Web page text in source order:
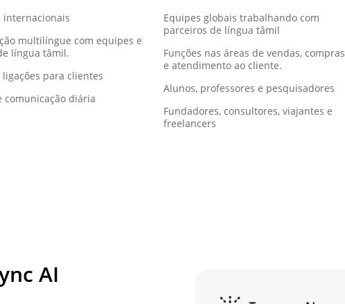
internacionais
multilíngue com equipes e
língua tâmil.
ligações para clientes
comunicação diária
Equipes globais trabalhando com
parceiros de língua tâmil
Funções nas áreas de vendas, compras
e atendimento ao cliente.
Alunos, professores e pesquisadores
Fundadores, consultores, viajantes e
freelancers
AI